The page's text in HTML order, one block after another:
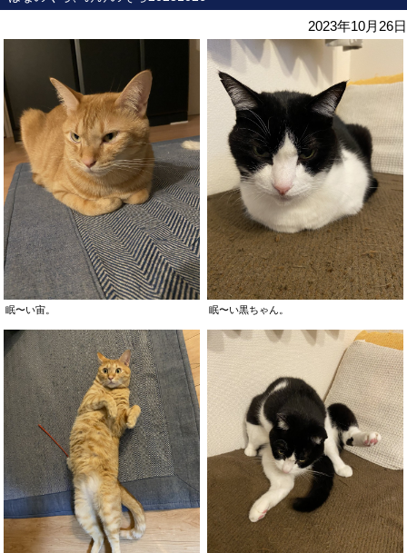
2023年10月26日
眠〜い宙。 眠〜い黒ちゃん。